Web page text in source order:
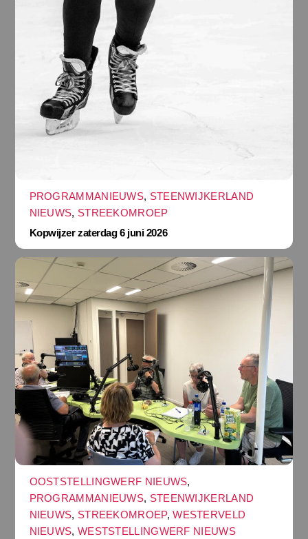
PROGRAMMANIEUWS, STEENWIJKERLAND
NIEUWS, STREEKOMROEP
Kopwijzer zaterdag 6 juni 2026
OOSTSTELLINGWERF NIEUWS,
PROGRAMMANIEUWS, STEENWIJKERLAND
NIEUWS, STREEKOMROEP,WESTERVELD
NIEUWS, WESTSTELLINGWERF NIEUWS